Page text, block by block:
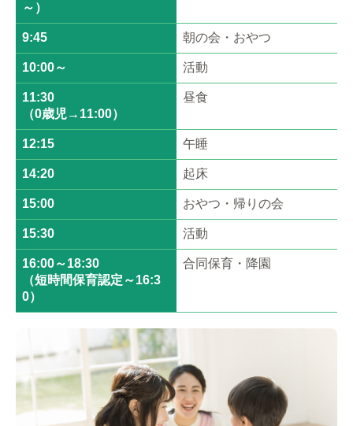
～）
9:45 朝の会・おやつ
10:00～ 活動
11:30
（0歳児→11:00）
昼食
12:15 午睡
14:20 起床
15:00 おやつ・帰りの会
15:30 活動
16:00～18:30
（短時間保育認定～16:3
0）
合同保育・降園